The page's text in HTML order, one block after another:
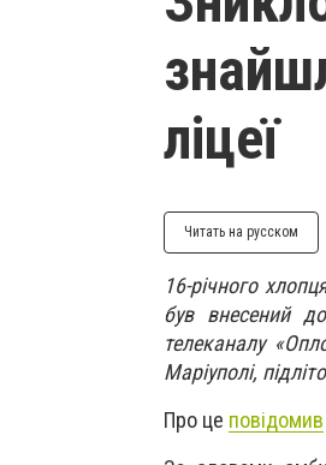
ліцеї
Читать на русском
16-річного
був внесений
телеканалу
Маріуполі,
Про це повідомив